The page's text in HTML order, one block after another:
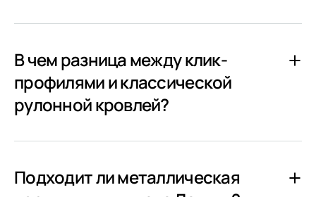
В чем разница между клик-
профилями и классической
рулонной кровлей?
Подходит ли металлическая